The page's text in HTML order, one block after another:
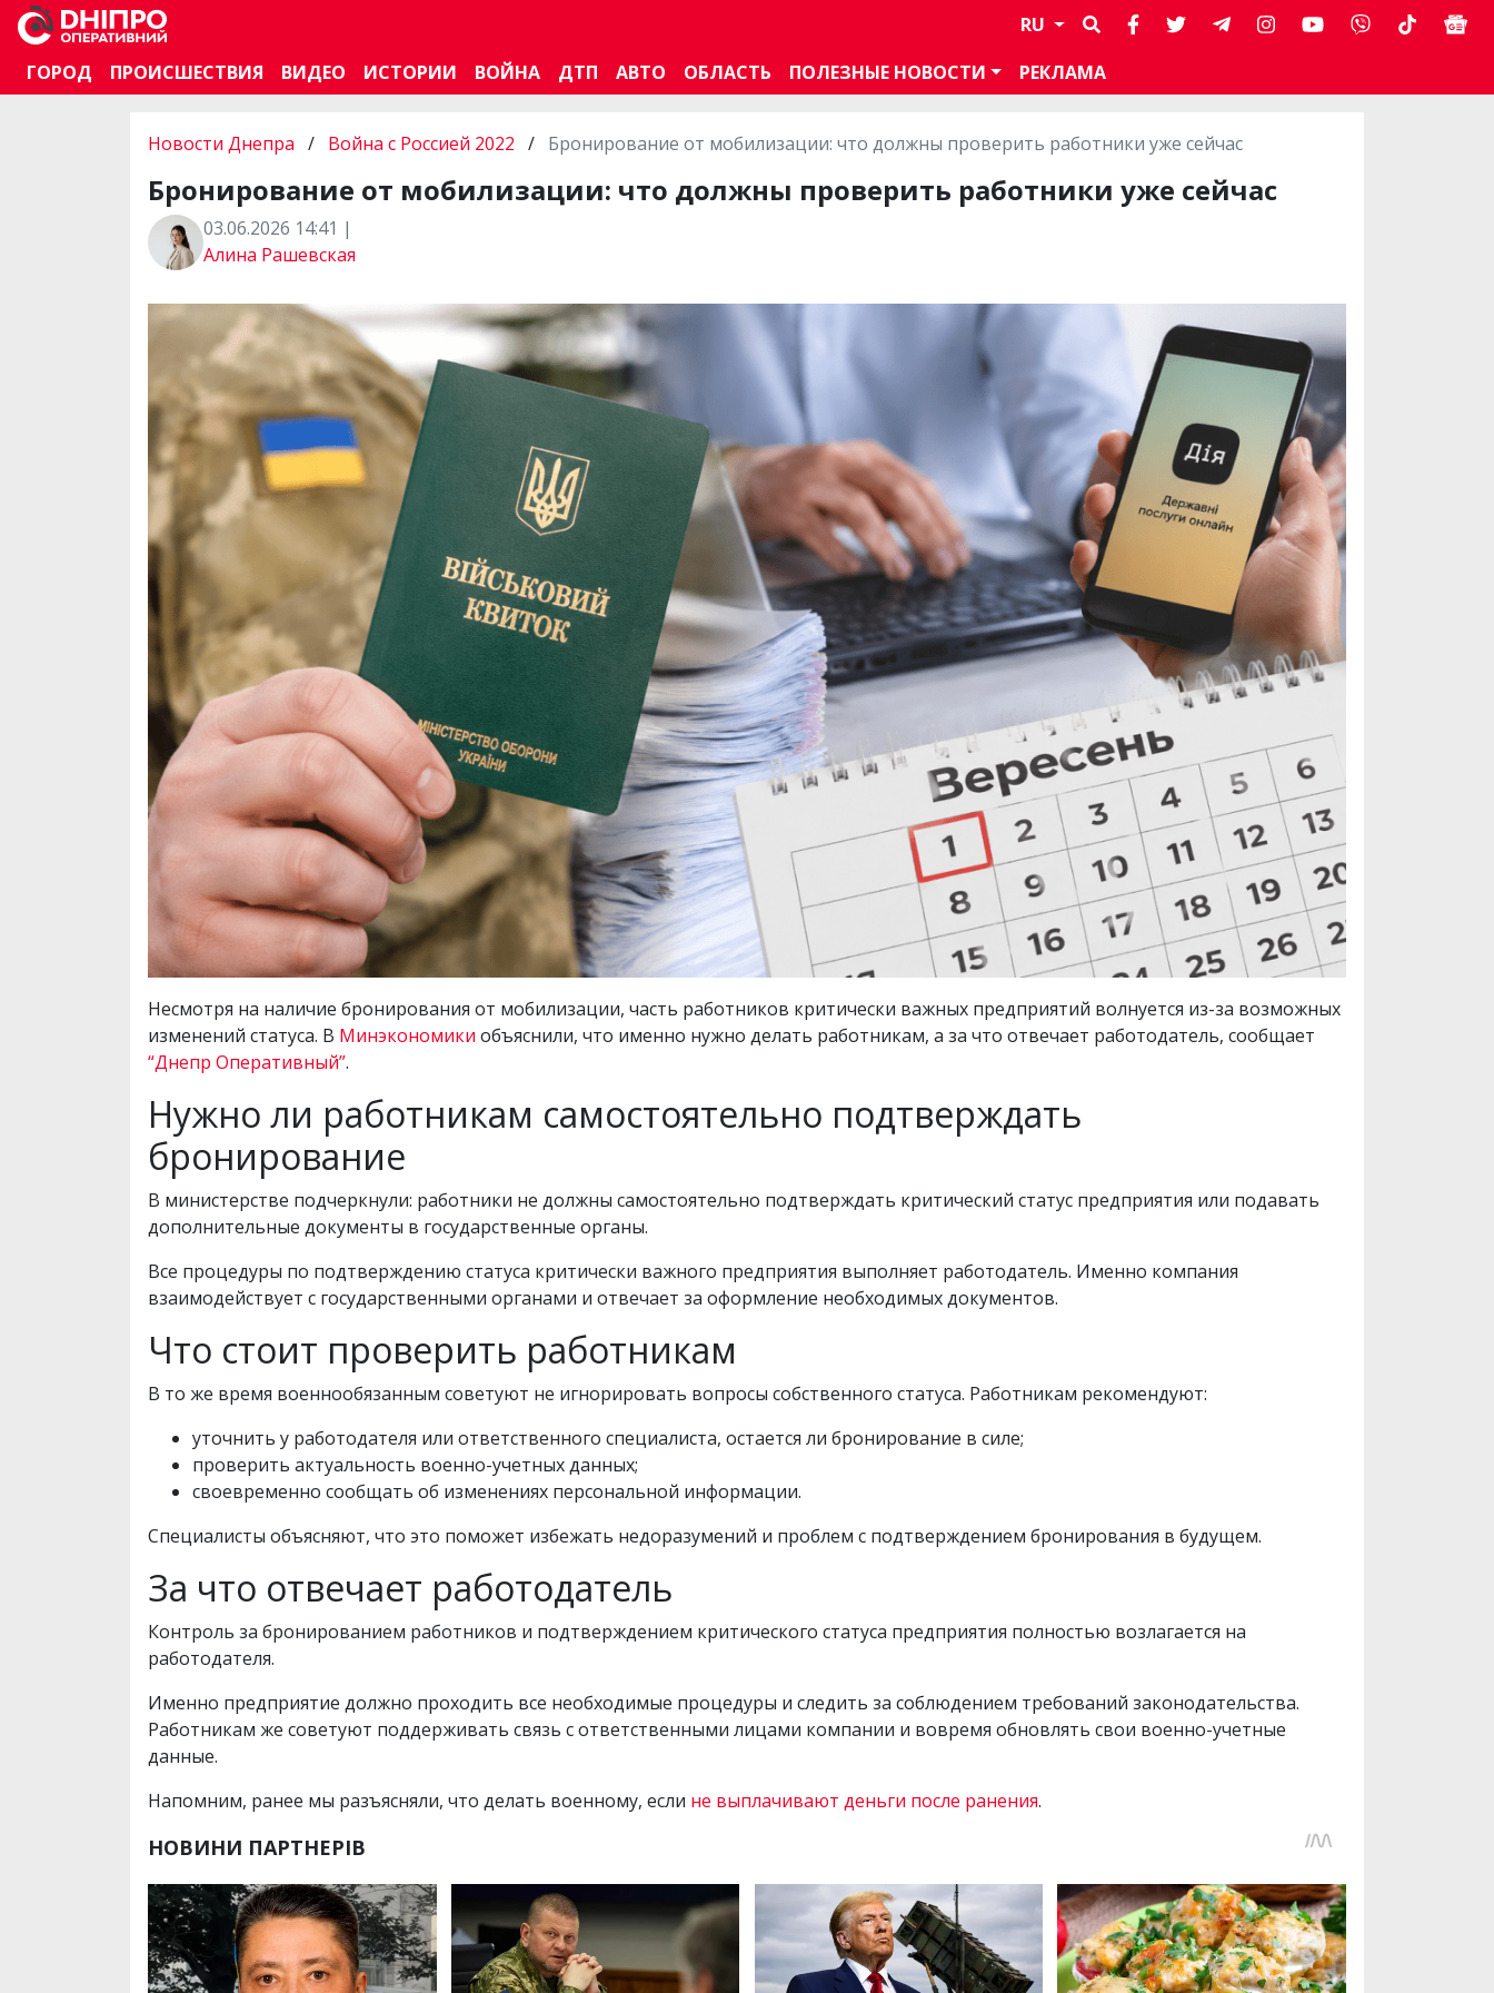
RU
ГОРОД
ПРОИСШЕСТВИЯ ВИДЕО ИСТОРИИ ВОЙНА ДТП АВТО ОБЛАСТЬ ПОЛЕЗНЫЕ НОВОСТИ РЕКЛАМА
Новости Днепра / Война с Россией 2022 / Бронирование от мобилизации: что должны проверить работники уже сейчас
Бронирование от мобилизации: что должны проверить работники уже сейчас
03.06.2026 14:41 |
Алина Рашевская
Несмотря на наличие бронирования от мобилизации, часть работников критически важных предприятий волнуется из-за возможных
изменений статуса. В Минэкономики объяснили, что именно нужно делать работникам, а за что отвечает работодатель, сообщает
“Днепр Оперативный”.
Нужно ли работникам самостоятельно подтверждать
бронирование
В министерстве подчеркнули: работники не должны самостоятельно подтверждать критический статус предприятия или подавать
дополнительные документы в государственные органы.
Все процедуры по подтверждению статуса критически важного предприятия выполняет работодатель. Именно компания
взаимодействует с государственными органами и отвечает за оформление необходимых документов.
Что стоит проверить работникам
В то же время военнообязанным советуют не игнорировать вопросы собственного статуса. Работникам рекомендуют:
уточнить у работодателя или ответственного специалиста, остается ли бронирование в силе;
проверить актуальность военно-учетных данных;
своевременно сообщать об изменениях персональной информации.
Специалисты объясняют, что это поможет избежать недоразумений и проблем с подтверждением бронирования в будущем.
За что отвечает работодатель
Контроль за бронированием работников и подтверждением критического статуса предприятия полностью возлагается на
работодателя.
Именно предприятие должно проходить все необходимые процедуры и следить за соблюдением требований законодательства.
Работникам же советуют поддерживать связь с ответственными лицами компании и вовремя обновлять свои военно-учетные
данные.
Напомним, ранее мы разъясняли, что делать военному, если не выплачивают деньги после ранения.